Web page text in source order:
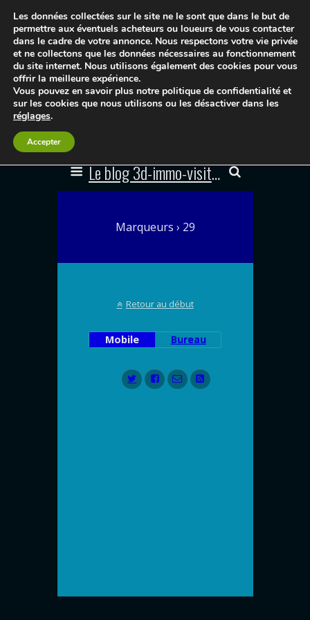
Le blog 3d-immo-visites
Marqueurs › 29
Retour au début
Mobile Bureau
Les données collectées sur le site ne le sont que dans le but de
permettre aux éventuels acheteurs ou loueurs de vous contacter
dans le cadre de votre annonce. Nous respectons votre vie privée
et ne collectons que les données nécessaires au fonctionnement
du site internet. Nous utilisons également des cookies pour vous
offrir la meilleure expérience.
Vous pouvez en savoir plus notre politique de confidentialité et
sur les cookies que nous utilisons ou les désactiver dans les
réglages.
Accepter